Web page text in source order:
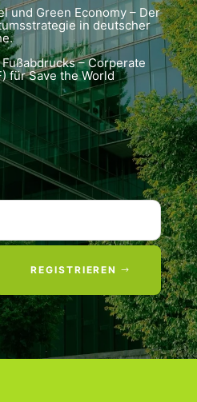
und Green Economy – Der
in deutscher
– Corperate
für Save the World
REGISTRIEREN